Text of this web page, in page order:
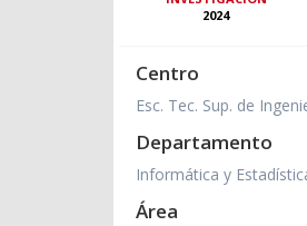
2024
Centro
Esc. Tec. Sup. de
Departamento
Informática y
Área